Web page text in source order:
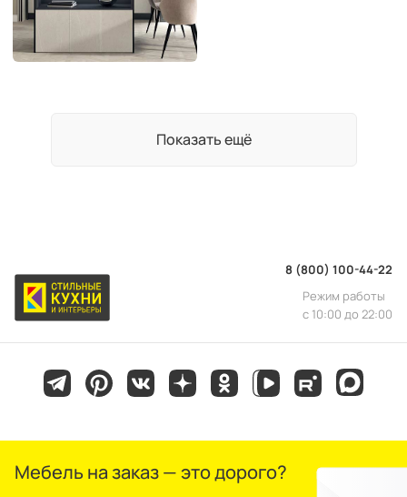
Показать ещё
8 (800) 100-44-22
Режим работы
с 10:00 до 22:00
Мебель на заказ — это дорого?